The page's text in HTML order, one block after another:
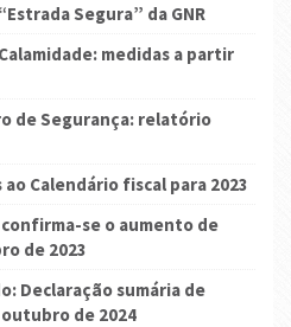
Segura” da GNR
medidas a partir
de Segurança: relatório
Calendário fiscal para 2023
se o aumento de
de 2023
Declaração sumária de
de 2024